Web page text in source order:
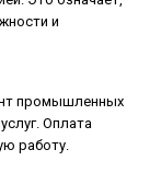
и
промышленных
Оплата
работу.